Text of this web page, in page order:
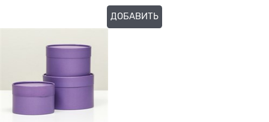
ДОБАВИТЬ